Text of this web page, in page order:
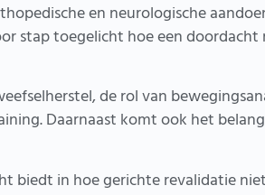
en neurologische
stap toegelicht hoe een
de rol van
Daarnaast komt ook het
biedt in hoe gerichte revalidatie